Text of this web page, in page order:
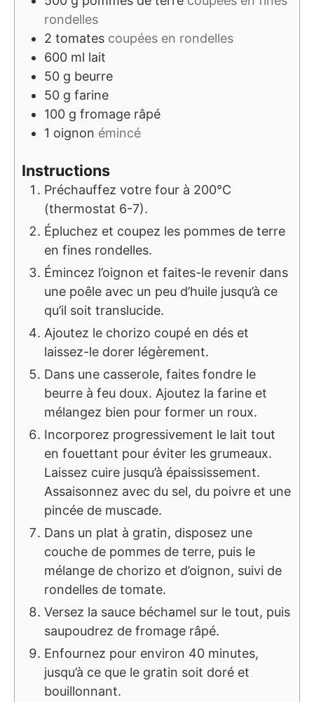
rondelles
2 tomates coupées en rondelles
600 ml lait
50 g beurre
50 g farine
100 g fromage râpé
1 oignon émincé
Instructions
Préchauffez votre four à 200°C
(thermostat 6-7).
Épluchez et coupez les pommes de terre
en fines rondelles.
Émincez l’oignon et faites-le revenir dans
une poêle avec un peu d’huile jusqu’à ce
qu’il soit translucide.
Ajoutez le chorizo coupé en dés et
laissez-le dorer légèrement.
Dans une casserole, faites fondre le
beurre à feu doux. Ajoutez la farine et
mélangez bien pour former un roux.
Incorporez progressivement le lait tout
en fouettant pour éviter les grumeaux.
Laissez cuire jusqu’à épaississement.
Assaisonnez avec du sel, du poivre et une
pincée de muscade.
Dans un plat à gratin, disposez une
couche de pommes de terre, puis le
mélange de chorizo et d’oignon, suivi de
rondelles de tomate.
Versez la sauce béchamel sur le tout, puis
saupoudrez de fromage râpé.
Enfournez pour environ 40 minutes,
jusqu’à ce que le gratin soit doré et
bouillonnant.